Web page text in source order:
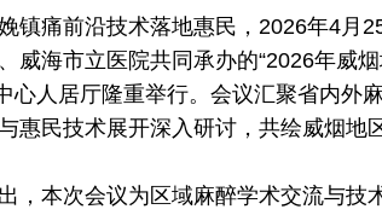
痛前沿技术落地惠民，2026年4月
威海市立医院共同承办的“2026年威
心人居厅隆重举行。会议汇聚省内外
惠民技术展开深入研讨，共绘威烟地
本次会议为区域麻醉学术交流与技